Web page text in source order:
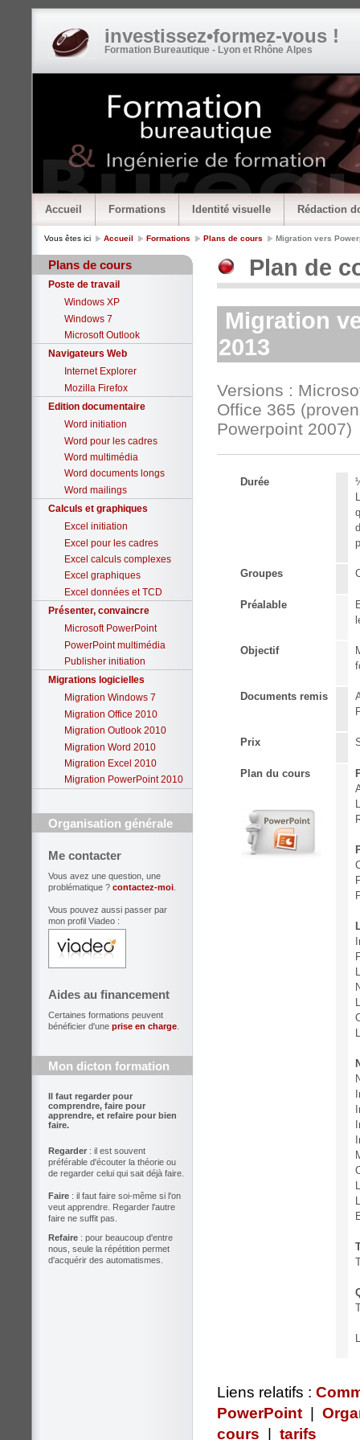
investissez•formez-vous !
Formation Bureautique - Lyon et Rhône Alpes
Accueil Formations Identité visuelle Rédaction
Vous êtes ici Accueil Formations Plans de cours Migration vers
Plans de cours
Poste de travail
Windows XP
Windows 7
Microsoft Outlook
Navigateurs Web
Internet Explorer
Mozilla Firefox
Edition documentaire
Word initiation
Word pour les cadres
Word multimédia
Word documents longs
Word mailings
Calculs et graphiques
Excel initiation
Excel pour les cadres
Excel calculs complexes
Excel graphiques
Excel données et TCD
Présenter, convaincre
Microsoft PowerPoint
PowerPoint multimédia
Publisher initiation
Migrations logicielles
Migration Windows 7
Migration Office 2010
Migration Outlook 2010
Migration Word 2010
Migration Excel 2010
Migration PowerPoint 2010
Organisation générale
Me contacter
Vous avez une question, une
problématique ? contactez-moi
Vous pouvez aussi passer par
mon profil Viadeo :
Aides au financement
Certaines formations peuvent
bénéficier d'une prise en charge
Mon dicton formation
Il faut regarder pour
comprendre, faire pour
apprendre, et refaire pour bien
faire.
Regarder : il est souvent
préférable d'écouter la théorie ou
de regarder celui qui sait déjà faire.
Faire : il faut faire soi-même si l'on
veut apprendre. Regarder l'autre
faire ne suffit pas.
Refaire : pour beaucoup d'entre
nous, seule la répétition permet
d'acquérir des automatismes.
Plan de
Migration
2013
Versions :
Office 365
Powerpoint 2007)
Durée
Groupes
Préalable
Objectif
Documents remis
Prix
Plan du cours
Liens relatifs :
PowerPoint |
cours | tarifs